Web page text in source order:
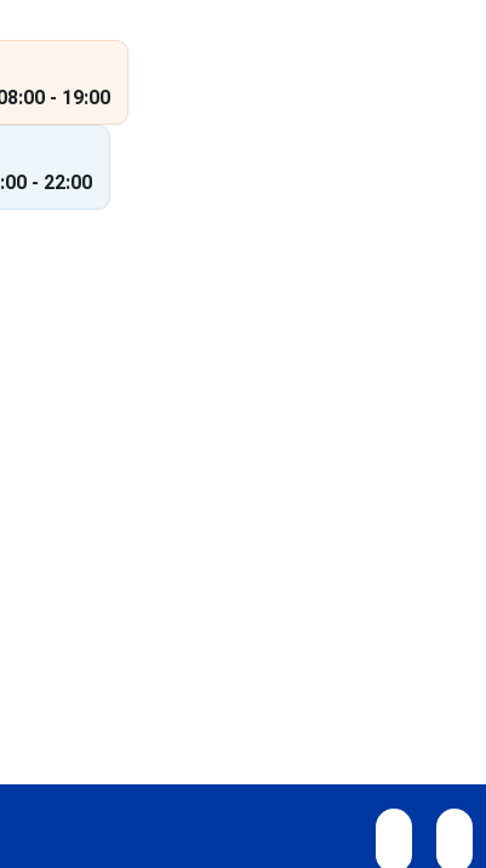
- 19:00
- 22:00